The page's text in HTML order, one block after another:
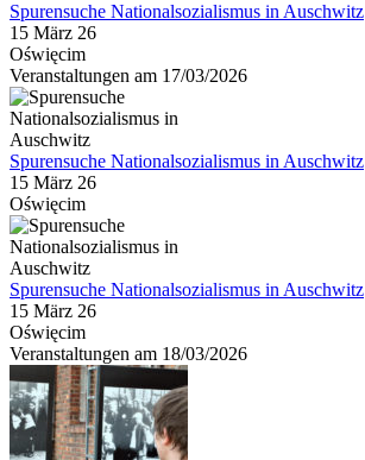
Spurensuche Nationalsozialismus in Auschwitz
15 März 26
Oświęcim
Veranstaltungen am 17/03/2026
Spurensuche Nationalsozialismus in Auschwitz
15 März 26
Oświęcim
Spurensuche Nationalsozialismus in Auschwitz
15 März 26
Oświęcim
Veranstaltungen am 18/03/2026